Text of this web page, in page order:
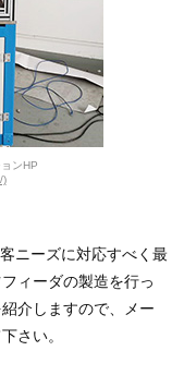
ンHP
)
ニーズに対応すべく最
ィーダの製造を行っ
介しますので、メー
さい。